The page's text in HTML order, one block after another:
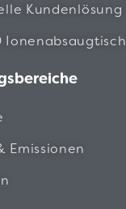
Kundenlösung
Ionenabsaugtisch
Emissionen